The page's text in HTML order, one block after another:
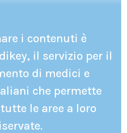
i contenuti è
il servizio per il
di medici e
che permette
tutte le aree a loro